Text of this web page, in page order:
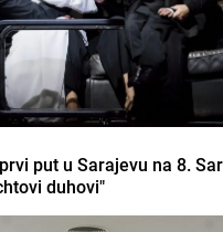
put u Sarajevu na 8.
duhovi"